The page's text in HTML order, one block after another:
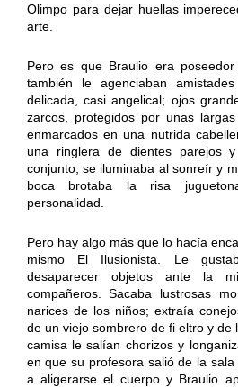
Olimpo para dejar huellas
arte.
Pero es que Braulio era
también le agenciaban
delicada, casi angelical; ojos
zarcos, protegidos por unas
enmarcados en una nutrida
una ringlera de dientes parejos
conjunto, se iluminaba al sonreír y
boca brotaba la risa
personalidad.
Pero hay algo más que lo hacía
mismo El Ilusionista. Le
desaparecer objetos ante la
compañeros. Sacaba lustrosas
narices de los niños; extraía
de un viejo sombrero de fi eltro y de
camisa le salían chorizos y
en que su profesora salió de la
a aligerarse el cuerpo y Braulio